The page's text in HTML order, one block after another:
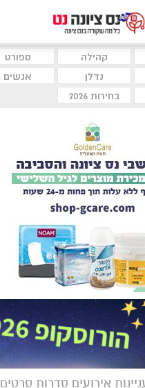
קהילה ספורט
נדלן אנשים
בחירות 2026
אירועים סדרות סרטים